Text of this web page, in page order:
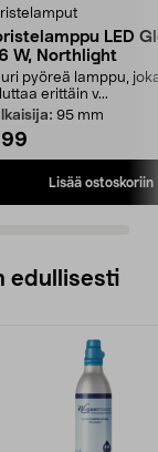
LED
W, Northlight
pyöreä lamppu,
erittäin v...
95 mm
Lisää ostoskoriin
edullisesti